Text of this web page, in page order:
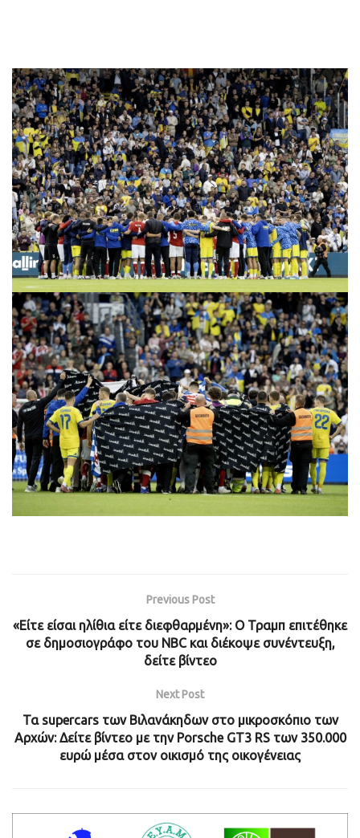
Previous Post
«Είτε είσαι ηλίθια είτε διεφθαρμένη»: Ο Τραμπ επιτέθηκε
σε δημοσιογράφο του NBC και διέκοψε συνέντευξη,
δείτε βίντεο
Next Post
Τα supercars των Βιλανάκηδων στο μικροσκόπιο των
Αρχών: Δείτε βίντεο με την Porsche GT3 RS των 350.000
ευρώ μέσα στον οικισμό της οικογένειας